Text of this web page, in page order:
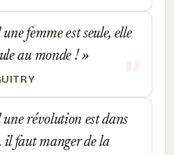
femme est seule, elle
au monde !
révolution est dans
il faut manger de la